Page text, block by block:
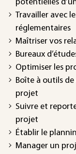
potentielles
Travailler avec
réglementaires
Maîtriser vos
Bureaux
Optimiser les
Boîte à outils
projet
Suivre et
projet
Établir le
Manager un